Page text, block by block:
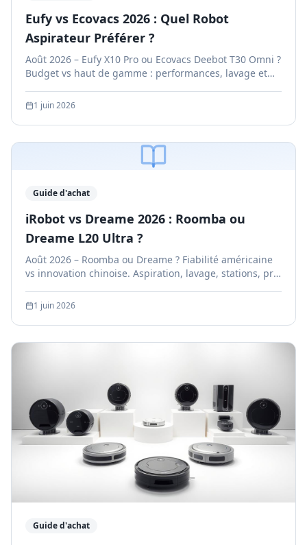
Eufy vs Ecovacs 2026 : Quel Robot
Aspirateur Préférer ?
Août 2026 – Eufy X10 Pro ou Ecovacs Deebot T30 Omni ?
Budget vs haut de gamme : performances, lavage et
1 juin 2026
Guide d'achat
iRobot vs Dreame 2026 : Roomba ou
Dreame L20 Ultra ?
Août 2026 – Roomba ou Dreame ? Fiabilité américaine
vs innovation chinoise. Aspiration, lavage, stations, prix
1 juin 2026
Guide d'achat